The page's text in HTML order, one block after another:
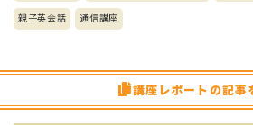
親子英会話 通信講座
講座レポートの記事